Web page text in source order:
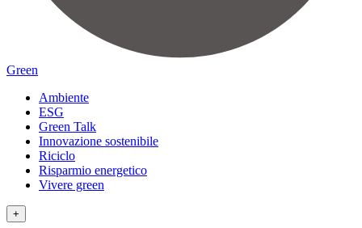
Green
Ambiente
ESG
Green Talk
Innovazione sostenibile
Riciclo
Risparmio energetico
Vivere green
+